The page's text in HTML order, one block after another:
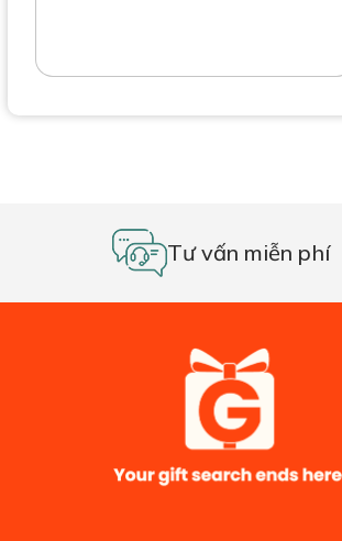
Tư vấn miễn phí